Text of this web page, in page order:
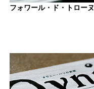
フォワール・ド・トローヌ